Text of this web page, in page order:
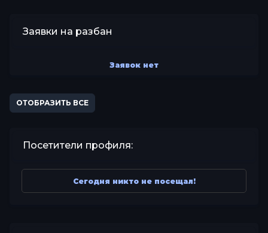
Заявки на разбан
Заявок нет
ОТОБРАЗИТЬ ВСЕ
Посетители профиля:
Сегодня никто не посещал!